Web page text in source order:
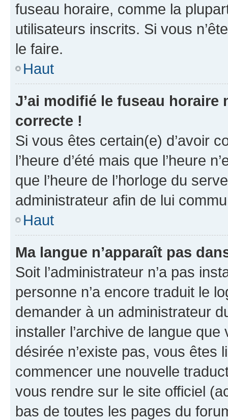
fuseau horaire, comme la
utilisateurs inscrits. Si vous
le faire.
Haut
J’ai modifié le fuseau horaire
correcte !
Si vous êtes certain(e) d’avoir
l’heure d’été mais que l’heure
que l’heure de l’horloge du
administrateur afin de lui
Haut
Ma langue n’apparaît pas
Soit l’administrateur n’a pas
personne n’a encore traduit le
demander à un administrateur
installer l’archive de langue
désirée n’existe pas, vous êtes
commencer une nouvelle
vous rendre sur le site officiel
bas de toutes les pages du